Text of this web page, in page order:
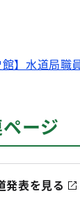
館】水道局
ージ
発表を見る